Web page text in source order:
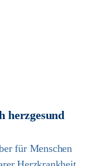
herzgesund
für Menschen